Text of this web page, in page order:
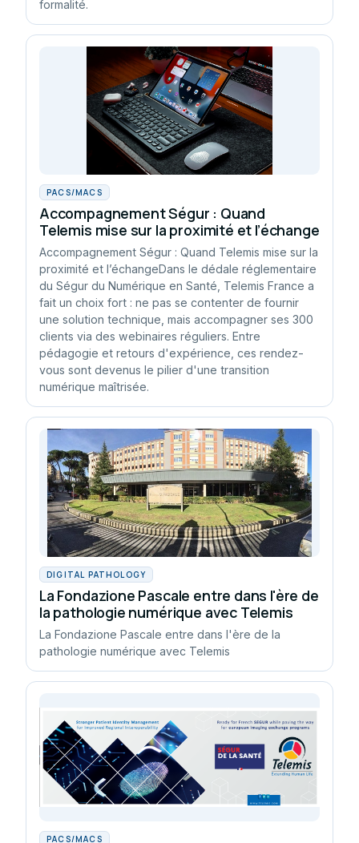
formalité.
PACS/MACS
Accompagnement Ségur : Quand
Telemis mise sur la proximité et l’échange
Accompagnement Ségur : Quand Telemis mise sur la
proximité et l’échangeDans le dédale réglementaire
du Ségur du Numérique en Santé, Telemis France a
fait un choix fort : ne pas se contenter de fournir
une solution technique, mais accompagner ses 300
clients via des webinaires réguliers. Entre
pédagogie et retours d'expérience, ces rendez-
vous sont devenus le pilier d'une transition
numérique maîtrisée.
DIGITAL PATHOLOGY
La Fondazione Pascale entre dans l'ère de
la pathologie numérique avec Telemis
La Fondazione Pascale entre dans l'ère de la
pathologie numérique avec Telemis
PACS/MACS